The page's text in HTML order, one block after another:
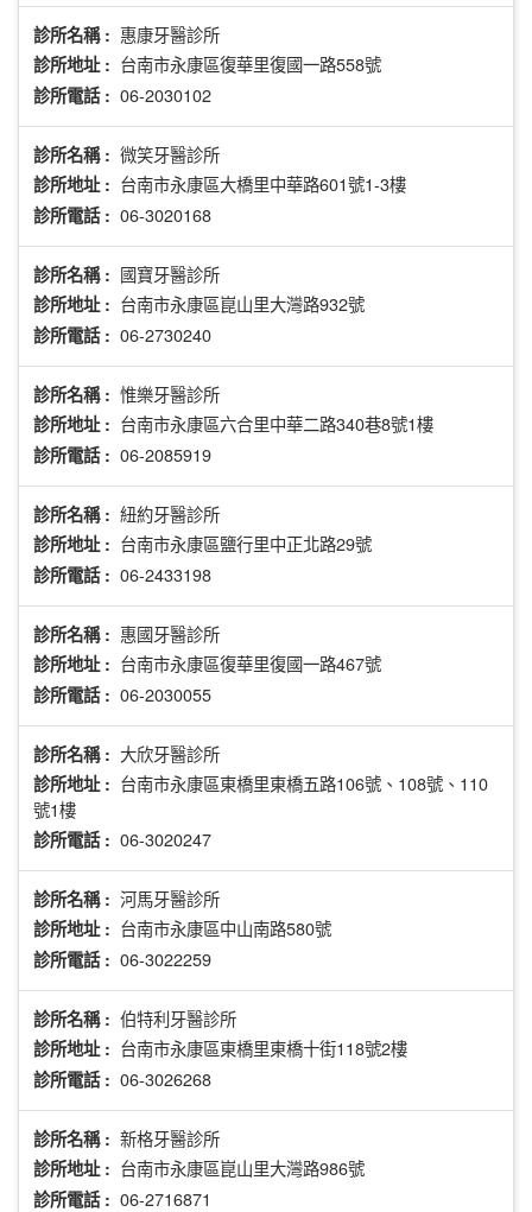
診所名稱 : 惠康牙醫診所
診所地址 : 台南市永康區復華里復國一路558號
診所電話 : 06-2030102
診所名稱 : 微笑牙醫診所
診所地址 : 台南市永康區大橋里中華路601號1-3樓
診所電話 : 06-3020168
診所名稱 : 國寶牙醫診所
診所地址 : 台南市永康區崑山里大灣路932號
診所電話 : 06-2730240
診所名稱 : 惟樂牙醫診所
診所地址 : 台南市永康區六合里中華二路340巷8號1樓
診所電話 : 06-2085919
診所名稱 : 紐約牙醫診所
診所地址 : 台南市永康區鹽行里中正北路29號
診所電話 : 06-2433198
診所名稱 : 惠國牙醫診所
診所地址 : 台南市永康區復華里復國一路467號
診所電話 : 06-2030055
診所名稱 : 大欣牙醫診所
診所地址 : 台南市永康區東橋里東橋五路106號、108號、110
號1樓
診所電話 : 06-3020247
診所名稱 : 河馬牙醫診所
診所地址 : 台南市永康區中山南路580號
診所電話 : 06-3022259
診所名稱 : 伯特利牙醫診所
診所地址 : 台南市永康區東橋里東橋十街118號2樓
診所電話 : 06-3026268
診所名稱 : 新格牙醫診所
診所地址 : 台南市永康區崑山里大灣路986號
診所電話 : 06-2716871